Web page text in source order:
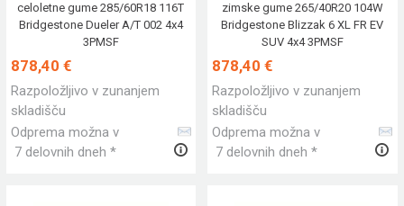
celoletne gume 285/60R18 116T
Bridgestone Dueler A/T 002 4x4
3PMSF
878,40 €
Razpoložljivo v zunanjem
skladišču
Odprema možna v
7 delovnih dneh *
zimske gume 265/40R20 104W
Bridgestone Blizzak 6 XL FR EV
SUV 4x4 3PMSF
878,40 €
Razpoložljivo v zunanjem
skladišču
Odprema možna v
7 delovnih dneh *